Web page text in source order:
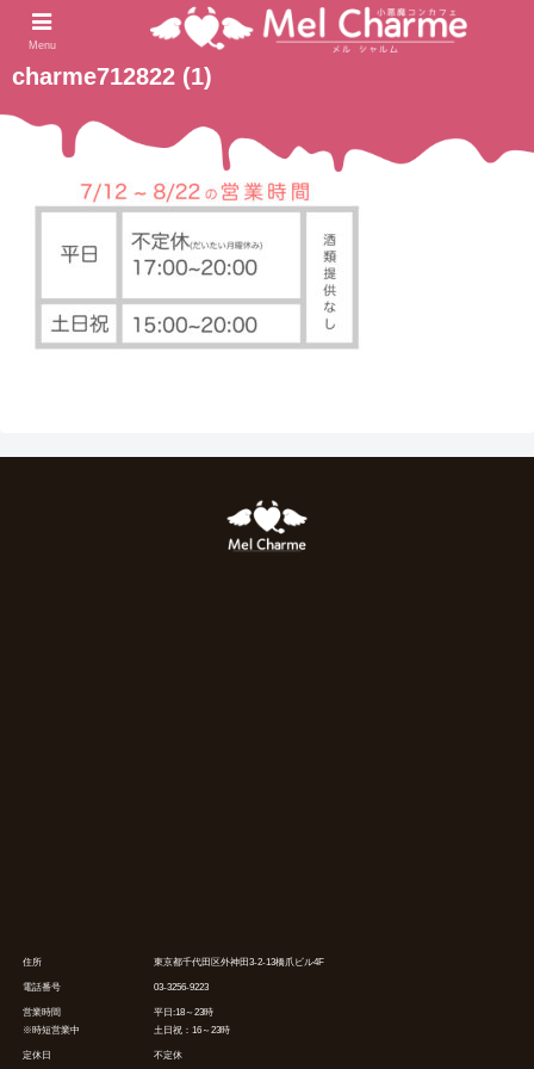
ホーム
charme712822 (1)
2021.07.11
住所 東京都千代田区外神田3-2-13橋爪ビル4F
電話番号 03-3256-9223
営業時間
※時短営業中
平日:18～23時
土日祝：16～23時
定休日 不定休
Menu